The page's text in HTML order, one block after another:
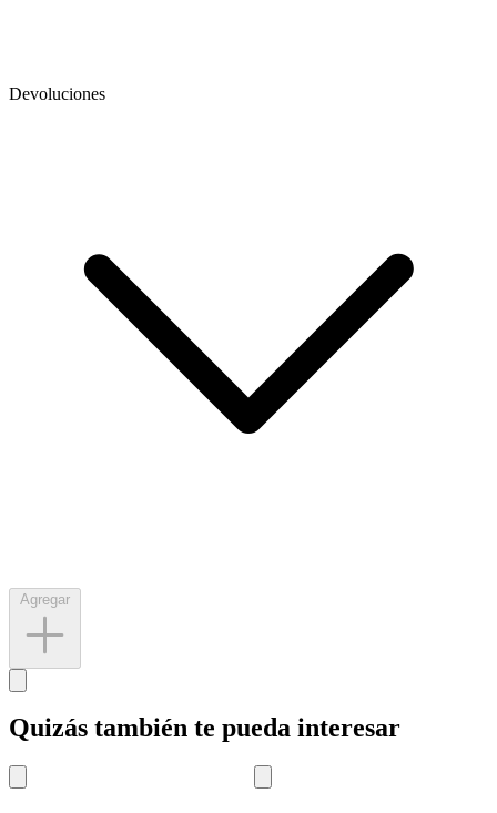
Devoluciones
Quizás también te pueda interesar